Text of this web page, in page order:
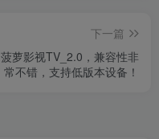
下一篇
菠萝影视TV_2.0，兼容性非
常不错，支持低版本设备！